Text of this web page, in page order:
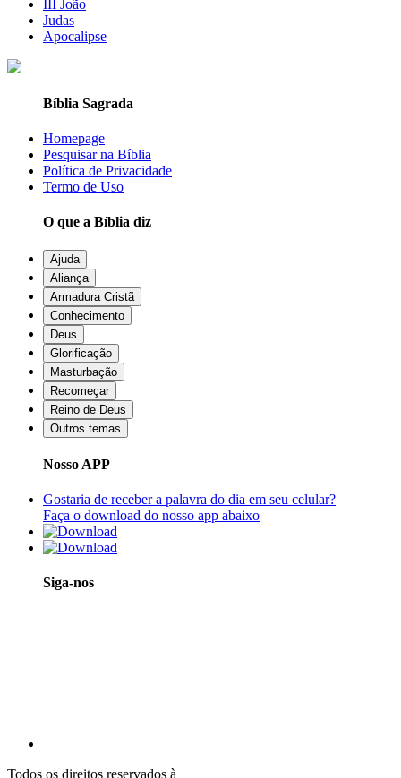
III João
Judas
Apocalipse
Bíblia Sagrada
Homepage
Pesquisar na Bíblia
Política de Privacidade
Termo de Uso
O que a Bíblia diz
Ajuda
Aliança
Armadura Cristã
Conhecimento
Deus
Glorificação
Masturbação
Recomeçar
Reino de Deus
Outros temas
Nosso APP
Gostaria de receber a palavra do dia em seu celular?
Faça o download do nosso app abaixo
Siga-nos
Todos os direitos reservados à